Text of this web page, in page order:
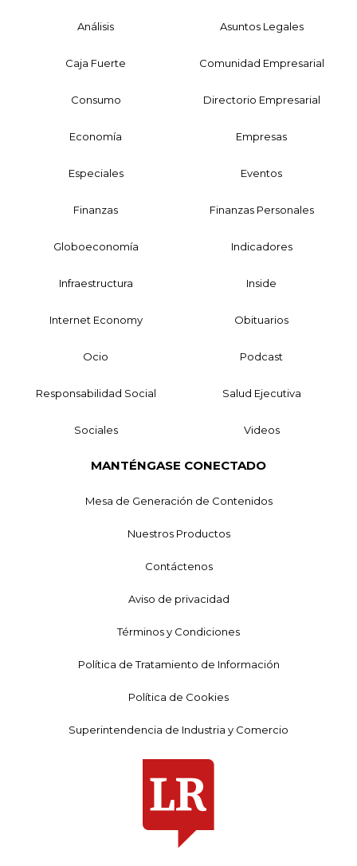
Análisis Asuntos Legales
Caja Fuerte Comunidad Empresarial
Consumo Directorio Empresarial
Economía Empresas
Especiales Eventos
Finanzas Finanzas Personales
Globoeconomía Indicadores
Infraestructura Inside
Internet Economy Obituarios
Ocio Podcast
Responsabilidad Social Salud Ejecutiva
Sociales Videos
MANTÉNGASE CONECTADO
Mesa de Generación de Contenidos
Nuestros Productos
Contáctenos
Aviso de privacidad
Términos y Condiciones
Política de Tratamiento de Información
Política de Cookies
Superintendencia de Industria y Comercio